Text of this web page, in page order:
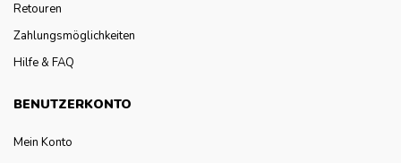
Retouren
Zahlungsmöglichkeiten
Hilfe & FAQ
BENUTZERKONTO
Mein Konto